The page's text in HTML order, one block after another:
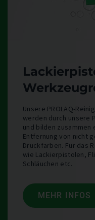
Unsere PROLAQ-
werden durch unsere
und bilden
Entfernung von nicht
Druckfarben. Für das
wie Lackierpistolen,
Schläuchen etc.
MEHR INFOS